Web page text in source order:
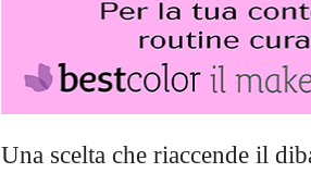
Una scelta che riaccende il